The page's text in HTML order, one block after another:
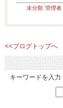
未分類 管理者
<<ブログトップへ
キーワードを入力